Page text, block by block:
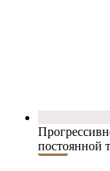
постоянной